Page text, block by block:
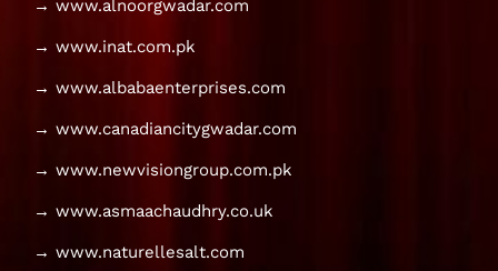
→ www.alnoorgwadar.com
→ www.inat.com.pk
→ www.albabaenterprises.com
→ www.canadiancitygwadar.com
→ www.newvisiongroup.com.pk
→ www.asmaachaudhry.co.uk
→ www.naturellesalt.com